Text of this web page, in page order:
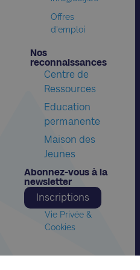
Offres
d'emploi
Nos
reconnaissances​
Centre de
Ressources
Education
permanente
Maison des
Jeunes
Abonnez-vous à la
newsletter​
Inscriptions
Vie Privée &
Cookies